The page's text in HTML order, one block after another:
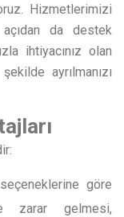
Hizmetlerimizi
da destek
ihtiyacınız olan
ayrılmanızı
göre
zarar gelmesi,